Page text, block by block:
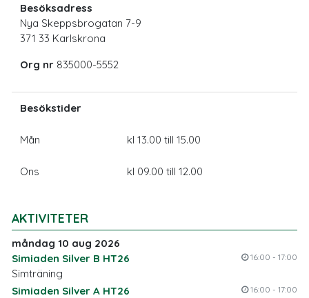
Besöksadress
Nya Skeppsbrogatan 7-9
371 33 Karlskrona
Org nr 835000-5552
Besökstider
Mån kl 13.00 till 15.00
Ons kl 09.00 till 12.00
AKTIVITETER
måndag 10 aug 2026
Simiaden Silver B HT26
16:00 - 17:00
Simträning
Simiaden Silver A HT26
16:00 - 17:00